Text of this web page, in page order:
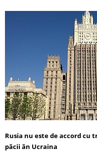
Rusia nu este de accord
păcii ăn Ucraina